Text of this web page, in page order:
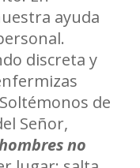
ayuda
discreta y
de
Señor,
no